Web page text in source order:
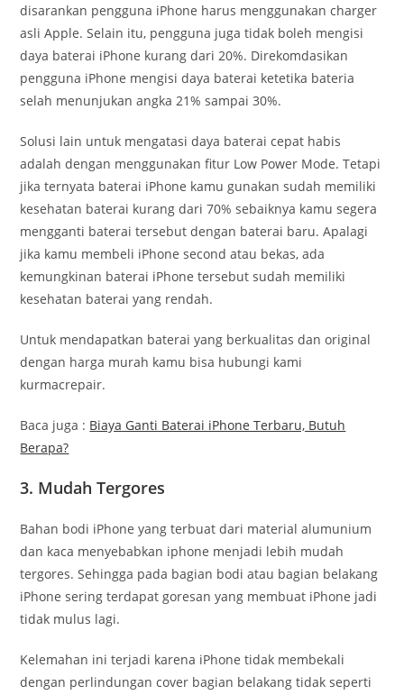
disarankan pengguna iPhone harus menggunakan charger
asli Apple. Selain itu, pengguna juga tidak boleh mengisi
daya baterai iPhone kurang dari 20%. Direkomdasikan
pengguna iPhone mengisi daya baterai ketetika bateria
selah menunjukan angka 21% sampai 30%.
Solusi lain untuk mengatasi daya baterai cepat habis
adalah dengan menggunakan fitur Low Power Mode. Tetapi
jika ternyata baterai iPhone kamu gunakan sudah memiliki
kesehatan baterai kurang dari 70% sebaiknya kamu segera
mengganti baterai tersebut dengan baterai baru. Apalagi
jika kamu membeli iPhone second atau bekas, ada
kemungkinan baterai iPhone tersebut sudah memiliki
kesehatan baterai yang rendah.
Untuk mendapatkan baterai yang berkualitas dan original
dengan harga murah kamu bisa hubungi kami
kurmacrepair.
Baca juga : Biaya Ganti Baterai iPhone Terbaru, Butuh
Berapa?
3. Mudah Tergores
Bahan bodi iPhone yang terbuat dari material alumunium
dan kaca menyebabkan iphone menjadi lebih mudah
tergores. Sehingga pada bagian bodi atau bagian belakang
iPhone sering terdapat goresan yang membuat iPhone jadi
tidak mulus lagi.
Kelemahan ini terjadi karena iPhone tidak membekali
dengan perlindungan cover bagian belakang tidak seperti